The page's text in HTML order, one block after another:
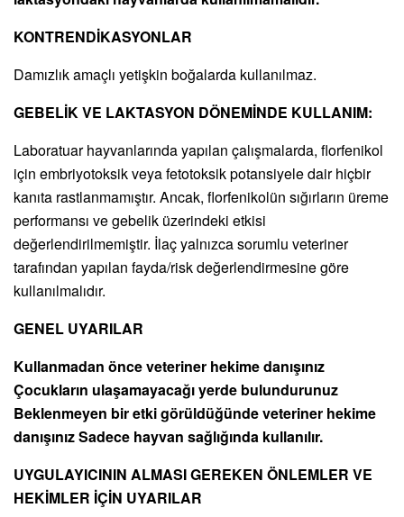
KONTRENDİKASYONLAR
Damızlık amaçlı yetişkin boğalarda kullanılmaz.
GEBELİK VE LAKTASYON DÖNEMİNDE KULLANIM:
Laboratuar hayvanlarında yapılan çalışmalarda, florfenikol
için embriyotoksik veya fetotoksik potansiyele dair hiçbir
kanıta rastlanmamıştır. Ancak, florfenikolün sığırların üreme
performansı ve gebelik üzerindeki etkisi
değerlendirilmemiştir. İlaç yalnızca sorumlu veteriner
tarafından yapılan fayda/risk değerlendirmesine göre
kullanılmalıdır.
GENEL UYARILAR
Kullanmadan önce veteriner hekime danışınız
Çocukların ulaşamayacağı yerde bulundurunuz
Beklenmeyen bir etki görüldüğünde veteriner hekime
danışınız Sadece hayvan sağlığında kullanılır.
UYGULAYICININ ALMASI GEREKEN ÖNLEMLER VE
HEKİMLER İÇİN UYARILAR